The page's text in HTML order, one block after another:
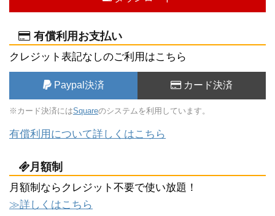
有償利用お支払い
クレジット表記なしのご利用はこちら
Paypal決済 カード決済
※カード決済にはSquareのシステムを利用しています。
有償利用について詳しくはこちら
月額制
月額制ならクレジット不要で使い放題！
≫詳しくはこちら